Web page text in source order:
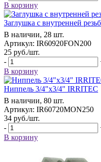
В корзину
Заглушка с внутренней
В наличии, 28 шт.
Артикул: IR60920FON200
25 руб./шт.
-
В корзину
Ниппель 3/4"x3/4" IRRITEC
В наличии, 80 шт.
Артикул: IR60720MON250
34 руб./шт.
-
В корзину